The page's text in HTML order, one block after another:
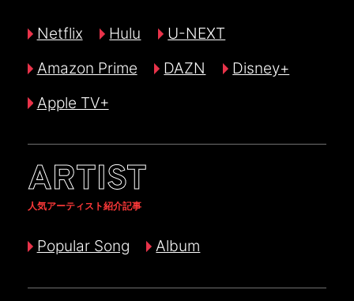
Netflix Hulu
U-NEXT
Amazon Prime
DAZN
Disney+
Apple TV+
ARTIST
人気アーティスト紹介記事
Popular Song Album